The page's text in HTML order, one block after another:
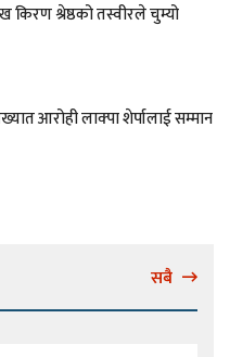
किरण श्रेष्ठको तस्वीरले चुम्यो
आरोही लाक्पा शेर्पालाई सम्मान
सबै